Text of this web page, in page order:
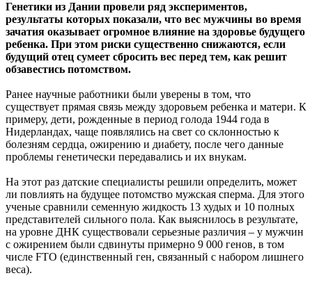
Генетики из Дании провели ряд экспериментов,
результаты которых показали, что вес мужчины во время
зачатия оказывает огромное влияние на здоровье будущего
ребенка. При этом риски существенно снижаются, если
будущий отец сумеет сбросить вес перед тем, как решит
обзавестись потомством.
Ранее научные работники были уверены в том, что
существует прямая связь между здоровьем ребенка и матери. К
примеру, дети, рожденные в период голода 1944 года в
Нидерландах, чаще появлялись на свет со склонностью к
болезням сердца, ожирению и диабету, после чего данные
проблемы генетически передавались и их внукам.
На этот раз датские специалисты решили определить, может
ли повлиять на будущее потомство мужская сперма. Для этого
ученые сравнили семенную жидкость 13 худых и 10 полных
представителей сильного пола. Как выяснилось в результате,
на уровне ДНК существовали серьезные различия – у мужчин
с ожирением были сдвинуты примерно 9 000 генов, в том
числе FTO (единственный ген, связанный с набором лишнего
веса).